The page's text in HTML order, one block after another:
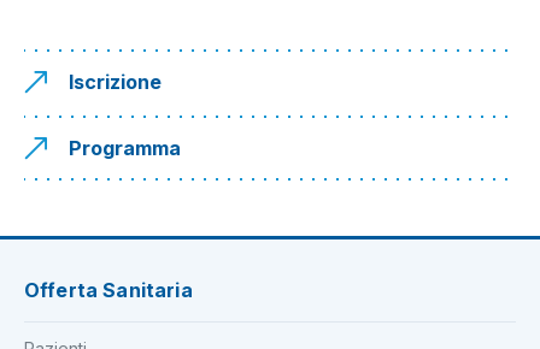
Iscrizione
Programma
Offerta Sanitaria